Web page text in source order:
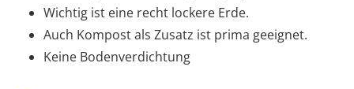
Wichtig ist eine recht lockere Erde.
Auch Kompost als Zusatz ist prima geeignet.
Keine Bodenverdichtung